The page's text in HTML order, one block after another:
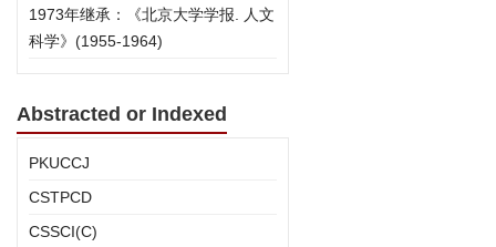
1973年继承：《北京大学学报. 人文
科学》(1955-1964)
Abstracted or Indexed
PKUCCJ
CSTPCD
CSSCI(C)